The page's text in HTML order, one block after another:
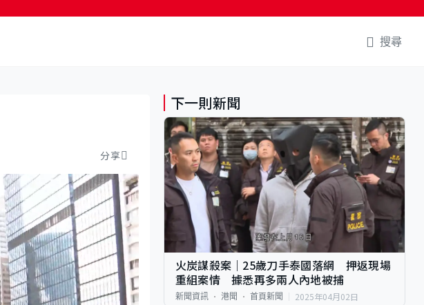
搜尋
分享
下一則新聞
火炭謀殺案｜25歲刀手泰國落網 押返現場
重組案情 據悉再多兩人內地被捕
新聞資訊 港聞 首頁新聞 2025年04月02日